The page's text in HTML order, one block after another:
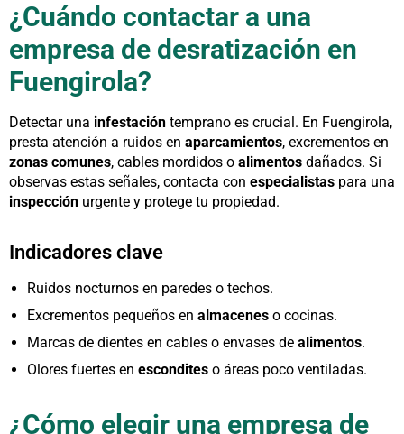
¿Cuándo contactar a una
empresa de desratización en
Fuengirola?
Detectar una infestación temprano es crucial. En Fuengirola,
presta atención a ruidos en aparcamientos, excrementos en
zonas comunes, cables mordidos o alimentos dañados. Si
observas estas señales, contacta con especialistas para una
inspección urgente y protege tu propiedad.
Indicadores clave
Ruidos nocturnos en paredes o techos.
Excrementos pequeños en almacenes o cocinas.
Marcas de dientes en cables o envases de alimentos.
Olores fuertes en escondites o áreas poco ventiladas.
¿Cómo elegir una empresa de